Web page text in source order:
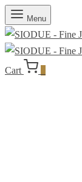
Menu
Cart